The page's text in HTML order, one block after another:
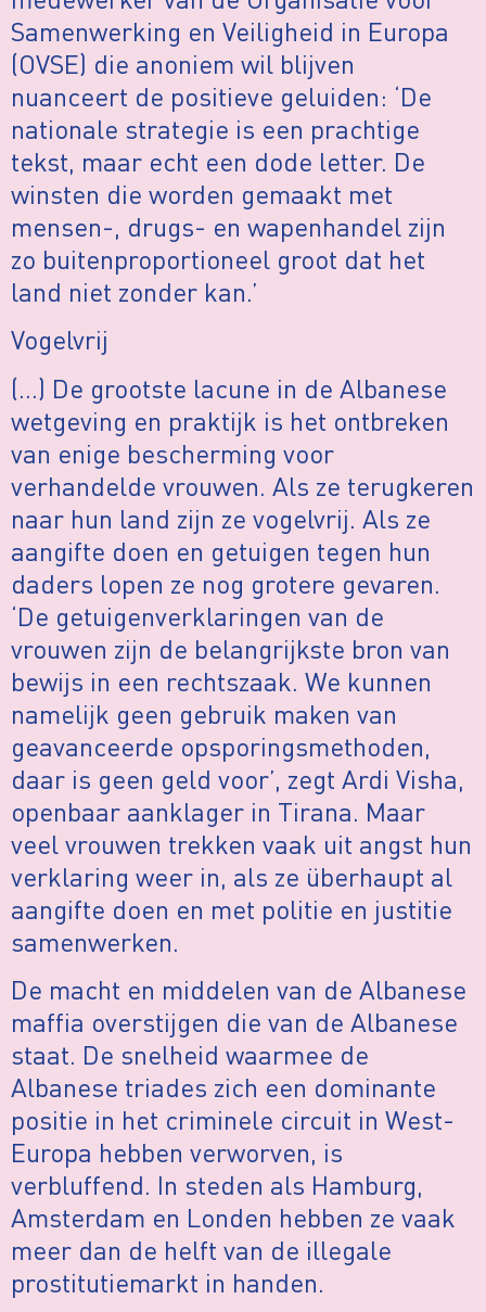
Samenwerking en Veiligheid in Europa
(OVSE) die anoniem wil blijven
nuanceert de positieve geluiden: ‘De
nationale strategie is een prachtige
tekst, maar echt een dode letter. De
winsten die worden gemaakt met
mensen-, drugs- en wapenhandel zijn
zo buitenproportioneel groot dat het
land niet zonder kan.’
Vogelvrij
(…) De grootste lacune in de Albanese
wetgeving en praktijk is het ontbreken
van enige bescherming voor
verhandelde vrouwen. Als ze terugkeren
naar hun land zijn ze vogelvrij. Als ze
aangifte doen en getuigen tegen hun
daders lopen ze nog grotere gevaren.
‘De getuigenverklaringen van de
vrouwen zijn de belangrijkste bron van
bewijs in een rechtszaak. We kunnen
namelijk geen gebruik maken van
geavanceerde opsporingsmethoden,
daar is geen geld voor’, zegt Ardi Visha,
openbaar aanklager in Tirana. Maar
veel vrouwen trekken vaak uit angst hun
verklaring weer in, als ze überhaupt al
aangifte doen en met politie en justitie
samenwerken.
De macht en middelen van de Albanese
maffia overstijgen die van de Albanese
staat. De snelheid waarmee de
Albanese triades zich een dominante
positie in het criminele circuit in West-
Europa hebben verworven, is
verbluffend. In steden als Hamburg,
Amsterdam en Londen hebben ze vaak
meer dan de helft van de illegale
prostitutiemarkt in handen.